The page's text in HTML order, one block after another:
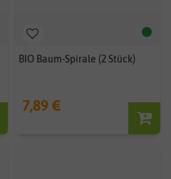
BIO Baum-Spirale (2 Stück)
7,89 €